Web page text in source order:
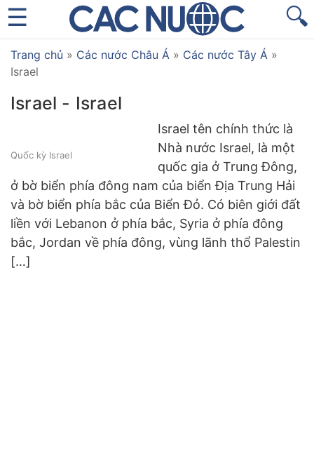
🔍
Trang chủ » Các nước Châu Á » Các nước Tây Á »
Israel
Israel - Israel
Quốc kỳ Israel
Israel tên chính thức là
Nhà nước Israel, là một
quốc gia ở Trung Đông,
ở bờ biển phía đông nam của biển Địa Trung Hải
và bờ biển phía bắc của Biển Đỏ. Có biên giới đất
liền với Lebanon ở phía bắc, Syria ở phía đông
bắc, Jordan về phía đông, vùng lãnh thổ Palestin
[…]